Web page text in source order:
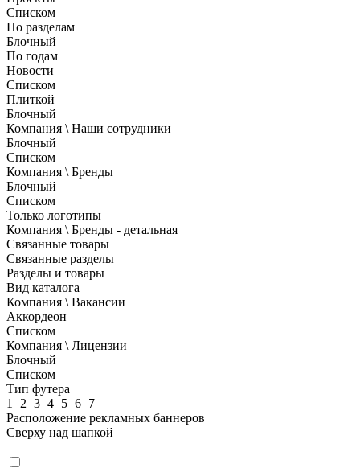
Списком
По разделам
Блочный
По годам
Новости
Списком
Плиткой
Блочный
Компания \ Наши сотрудники
Блочный
Списком
Компания \ Бренды
Блочный
Списком
Только логотипы
Компания \ Бренды - детальная
Связанные товары
Связанные разделы
Разделы и товары
Вид каталога
Компания \ Вакансии
Аккордеон
Списком
Компания \ Лицензии
Блочный
Списком
Тип футера
1
2 3 4 5 6 7
Расположение рекламных баннеров
Сверху над шапкой